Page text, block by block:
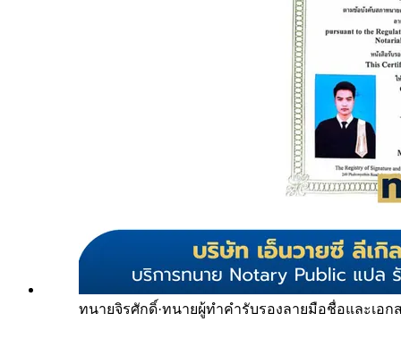
ทนายจิรศักดิ์·ทนายผู้ทำคำรับรองลายมือชื่อและเอก